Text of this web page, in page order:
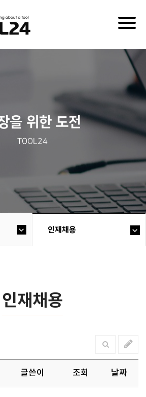
을 위한 도전
TOOL24
인재채용
인재채용
글쓴이 조회 날짜